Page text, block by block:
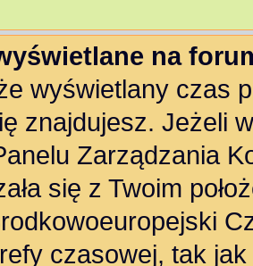
na
wyświetlany czas
znajdujesz. Jeżeli
Zarządzania
się z Twoim
czasowej, tak